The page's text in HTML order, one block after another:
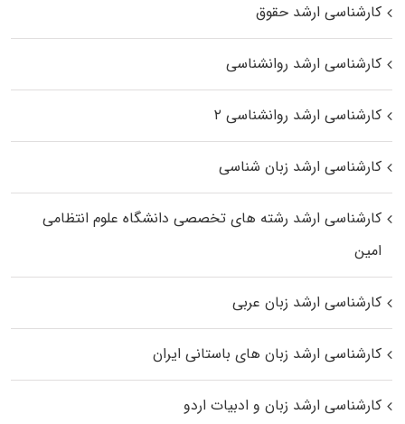
کارشناسی ارشد حقوق
کارشناسی ارشد روانشناسی
کارشناسی ارشد روانشناسی ۲
کارشناسی ارشد زبان شناسی
کارشناسی ارشد رﺷﺘﻪ ﻫﺎی تخصصی داﻧﺸﮕﺎه ﻋﻠﻮم انتظامی
اﻣﻴﻦ
کارشناسی ارشد زبان عربی
کارشناسی ارشد زبان‌ های باستانی ایران
کارشناسی ارشد زبان و ادبیات اردو